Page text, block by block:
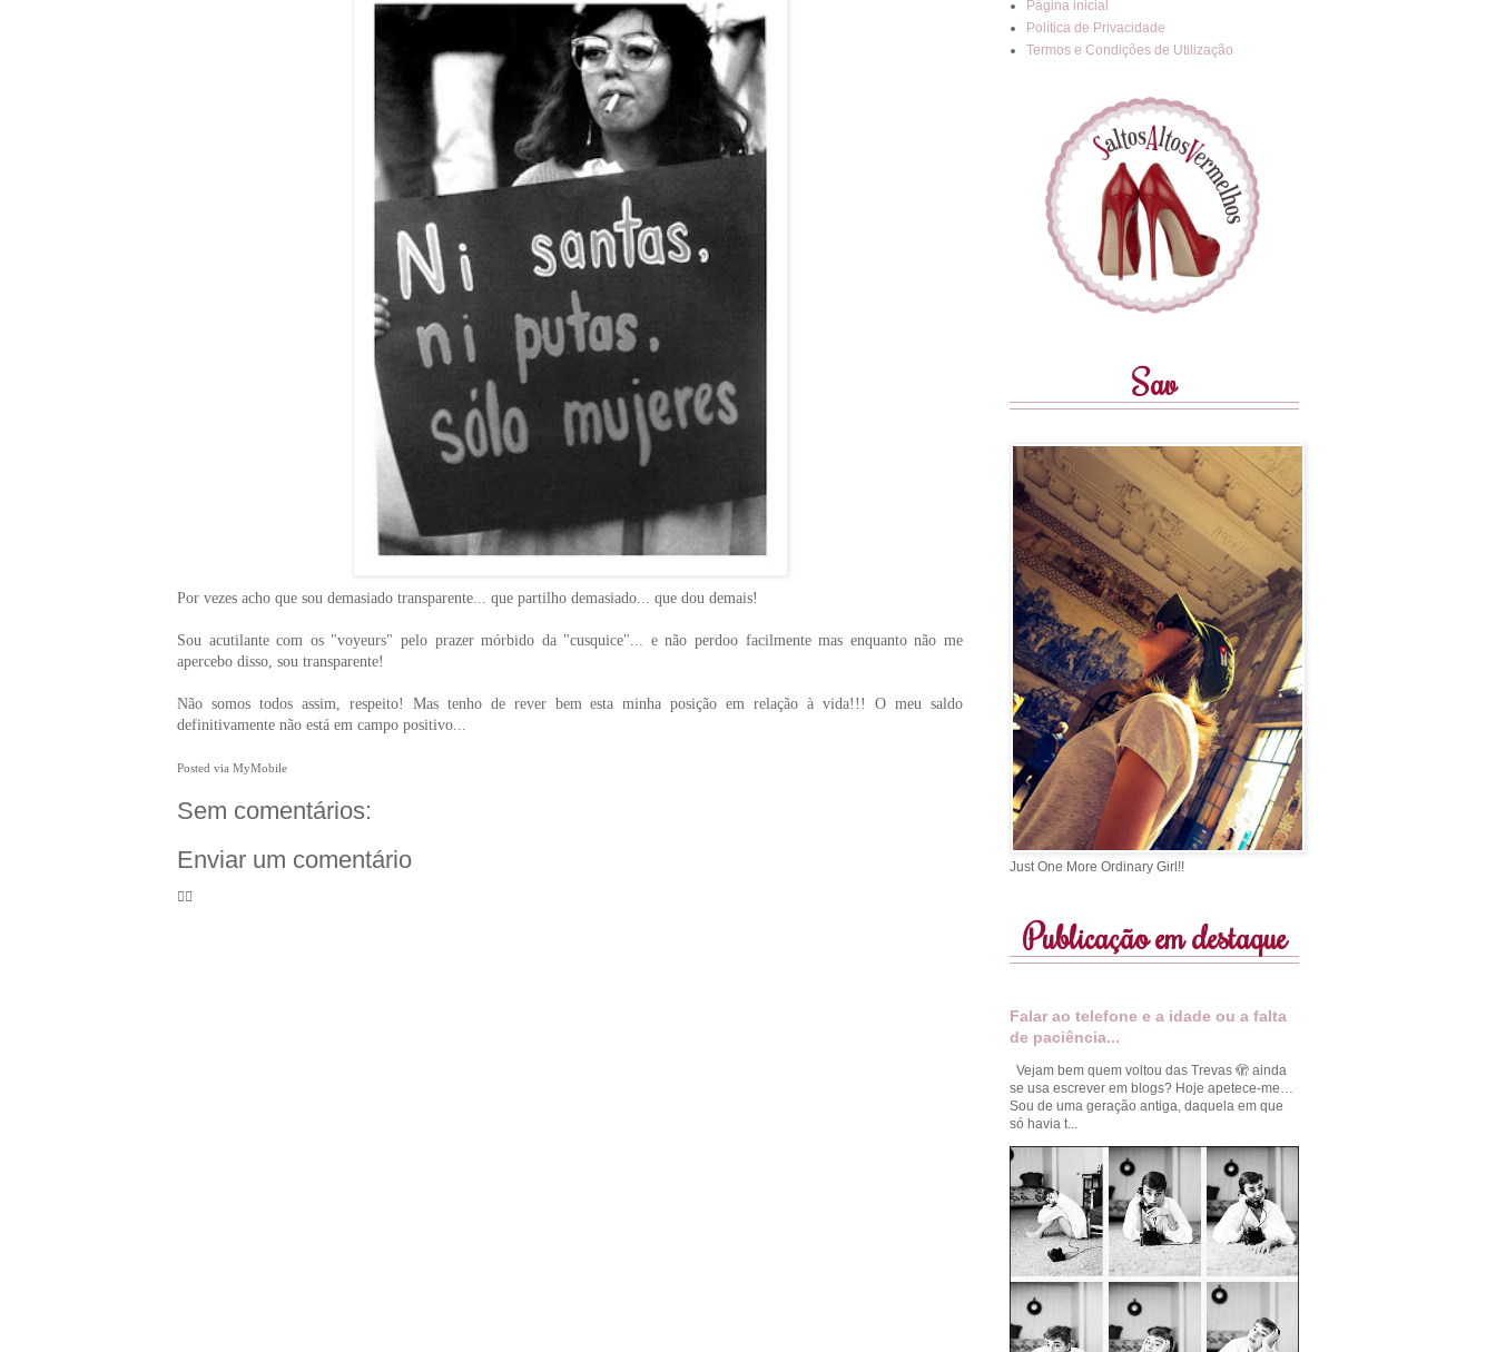
Por vezes acho que sou demasiado transparente... que partilho demasiado... que dou demais!
Sou acutilante com os "voyeurs" pelo prazer mórbido da "cusquice"... e não perdoo facilmente mas enquanto não me
apercebo disso, sou transparente!
Não somos todos assim, respeito! Mas tenho de rever bem esta minha posição em relação à vida!!! O meu saldo
definitivamente não está em campo positivo...
Posted via MyMobile
Sem comentários:
Enviar um comentário
🦸‍♀️
Página inicial
Política de Privacidade
Termos e Condições de Utilização
Sav
Just One More Ordinary Girl!!
Publicação em destaque
Falar ao telefone e a idade ou a falta
de paciência...
Vejam bem quem voltou das Trevas 🫣 ainda
se usa escrever em blogs? Hoje apetece-me…
Sou de uma geração antiga, daquela em que
só havia t...